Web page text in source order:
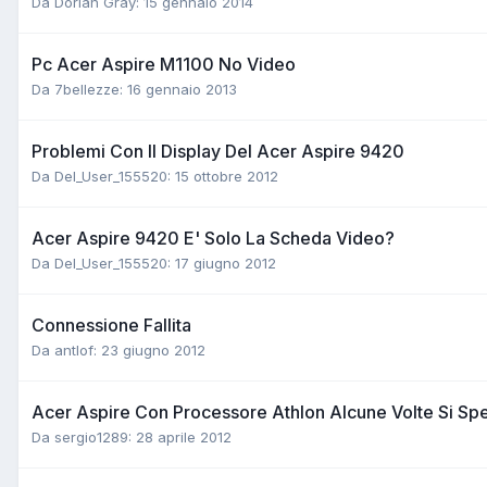
Pc Acer Aspire M1100 No Video
Da 7bellezze: 16 gennaio 2013
Problemi Con Il Display Del Acer Aspire 9420
Da Del_User_155520: 15 ottobre 2012
Acer Aspire 9420 E' Solo La Scheda Video?
Da Del_User_155520: 17 giugno 2012
Connessione Fallita
Da antlof: 23 giugno 2012
Acer Aspire Con Processore Athlon Alcune Volte Si
Da sergio1289: 28 aprile 2012